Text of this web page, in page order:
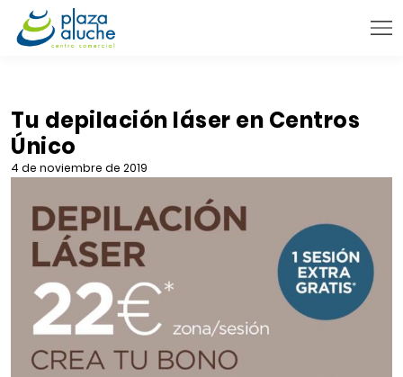
TIENDAS
VENTA TELEFÓNICA
NOVEDADES
BLOG
CONTACTO
Tu depilación láser en Centros
Único
4 de noviembre de 2019